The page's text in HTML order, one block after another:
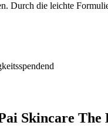
Durch die leichte
Skincare The